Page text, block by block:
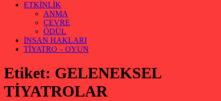
ETKİNLİK
ANMA
ÇEVRE
ÖDÜL
İNSAN HAKLARI
TİYATRO – OYUN
Etiket: GELENEKSEL
TİYATROLAR